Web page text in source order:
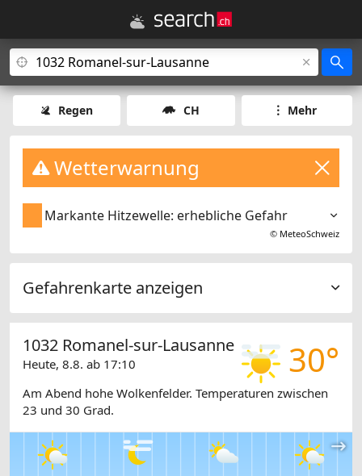
Regen CH Mehr
Wetterwarnung
Markante Hitzewelle: erhebliche Gefahr
© MeteoSchweiz
Gefahrenkarte anzeigen
30°
1032 Romanel-sur-Lausanne
Heute, 8.8. ab 17:10
Am Abend hohe Wolkenfelder. Temperaturen zwischen
23 und 30 Grad.